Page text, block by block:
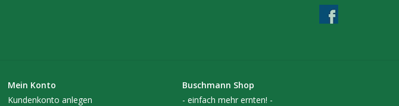
Mein Konto
Kundenkonto anlegen
Buschmann Shop
- einfach mehr ernten! -